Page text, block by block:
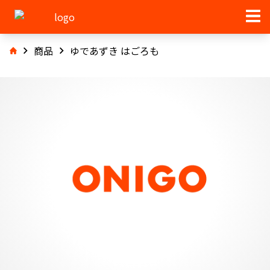
商品 ゆであずき はごろも